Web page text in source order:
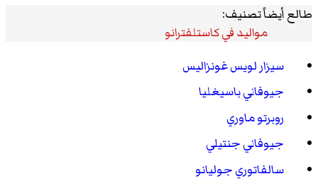
طالع أيضاً تصنيف:
مواليد في كاستلفترانو
سيزار لويس غونزاليس
جيوفاني باسيغليا
روبرتو ماوري
جيوفاني جنتيلي
سالفاتوري جوليانو